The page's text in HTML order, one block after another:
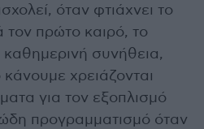
όταν φτιάχνει το
τον πρώτο καιρό, το
καθημερινή συνήθεια,
χρειάζονται
για τον εξοπλισμό
προγραμματισμό όταν